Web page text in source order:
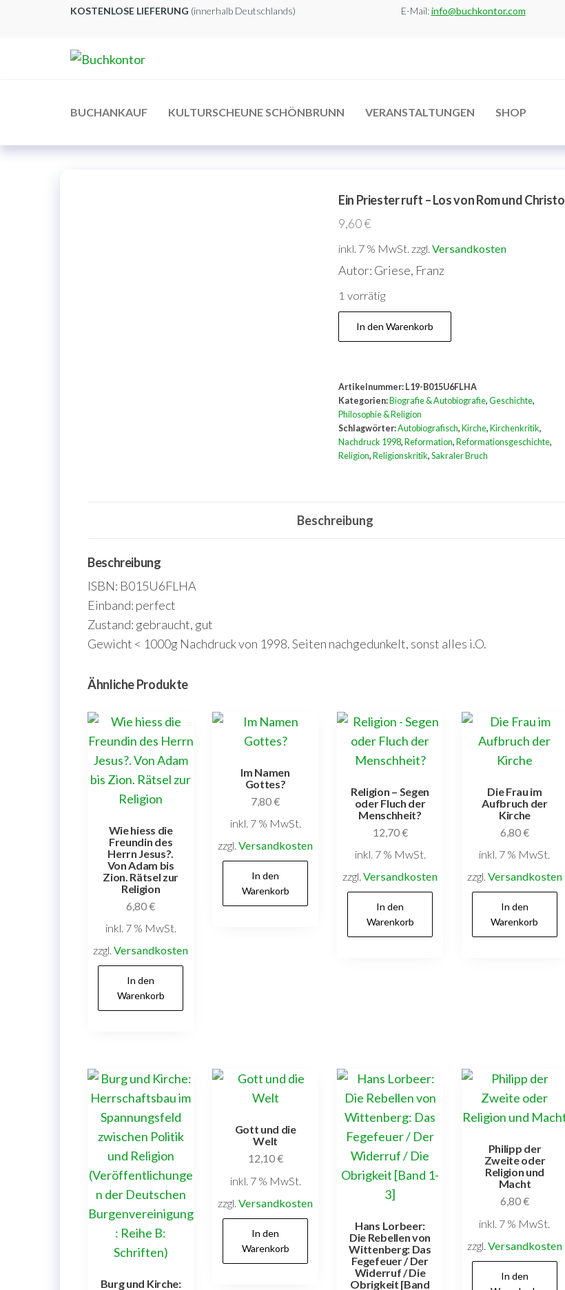
KOSTENLOSE LIEFERUNG (innerhalb Deutschlands) E-Mail:info@buchkontor.com
BUCHANKAUF KULTURSCHEUNE SCHÖNBRUNN VERANSTALTUNGEN SHOP
Ein Priester ruft – Los von Rom und Christo
9,60€
inkl. 7 % MwSt. zzgl. Versandkosten
Autor: Griese, Franz
1 vorrätig
Priester
Los
von
Rom
und
In den Warenkorb
Artikelnummer: L19-B015U6FLHA
Kategorien: Biografie & Autobiografie, Geschichte,
Philosophie & Religion
Schlagwörter:Autobiografisch, Kirche, Kirchenkritik,
Nachdruck 1998, Reformation, Reformationsgeschichte,
Religion, Religionskritik, Sakraler Bruch
Beschreibung
Beschreibung
ISBN: B015U6FLHA
Einband: perfect
Zustand: gebraucht, gut
Gewicht < 1000g Nachdruck von 1998. Seiten nachgedunkelt, sonst alles i.O.
Ähnliche Produkte
Wie hiess die
Freundin des
Herrn Jesus?.
Von Adam bis
Zion. Rätsel zur
Religion
6,80€
inkl. 7 % MwSt.
zzgl.Versandkosten
In den
Warenkorb
Im Namen
Gottes?
7,80€
inkl. 7 % MwSt.
zzgl.Versandkosten
In den
Warenkorb
Religion – Segen
oder Fluch der
Menschheit?
12,70€
inkl. 7 % MwSt.
zzgl.Versandkosten
In den
Warenkorb
Die Frau im
Aufbruch der
Kirche
6,80€
inkl. 7 % MwSt.
zzgl. Versandkosten
In den
Warenkorb
Burg und Kirche:
Gott und die
Welt
12,10€
inkl. 7 % MwSt.
zzgl.Versandkosten
In den
Warenkorb
Hans Lorbeer:
Die Rebellen von
Wittenberg: Das
Fegefeuer / Der
Widerruf / Die
Obrigkeit [Band
Philipp der
Zweite oder
Religion und
Macht
6,80€
inkl. 7 % MwSt.
zzgl. Versandkosten
In den